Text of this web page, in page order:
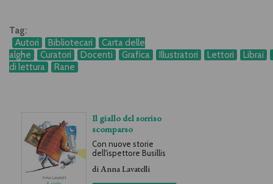
Tag:
Autori
Bibliotecari
Carta delle
alghe
Curatori Docenti Grafica Illustratori Lettori
Librai
di lettura
Rane
Il giallo del sorriso
scomparso
Con nuove storie
dell'ispettore Busillis
diAnna Lavatelli